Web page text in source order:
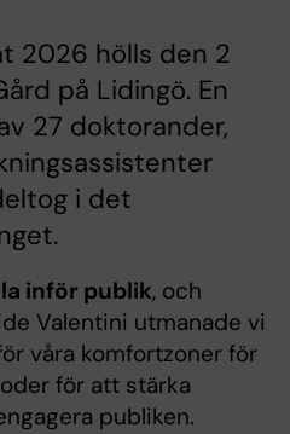
2026 hölls den 2
på Lidingö. En
27 doktorander,
i det
inför publik, och
Valentini utmanade vi
våra komfortzoner för
för att stärka
publiken.